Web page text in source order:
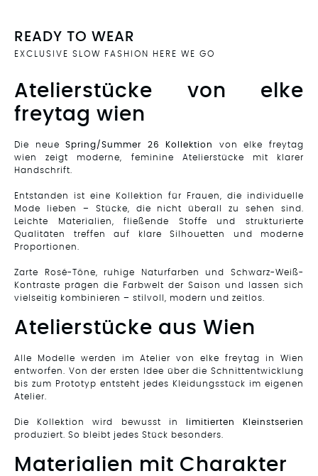
READY TO WEAR
EXCLUSIVE SLOW FASHION HERE WE GO
Atelierstücke von elke
freytag wien
Die neueSpring/Summer 26 Kollektion
von elke freytag
wien zeigt moderne, feminine Atelierstücke mit klarer
Handschrift.
Entstanden ist eine Kollektion für Frauen, die individuelle
Mode lieben – Stücke, die nicht überall zu sehen sind.
Leichte Materialien, fließende Stoffe und strukturierte
Qualitäten treffen auf klare Silhouetten und moderne
Proportionen.
Zarte Rosé-Töne, ruhige Naturfarben und Schwarz-Weiß-
Kontraste prägen die Farbwelt der Saison und lassen sich
vielseitig kombinieren – stilvoll, modern und zeitlos.
Atelierstücke aus Wien
Alle Modelle werden im Atelier von elke freytag in Wien
entworfen. Von der ersten Idee über die Schnittentwicklung
bis zum Prototyp entsteht jedes Kleidungsstück im eigenen
Atelier.
Die Kollektion wird bewusst in
limitierten Kleinstserien
produziert. So bleibt jedes Stück besonders.
Materialien mit Charakter